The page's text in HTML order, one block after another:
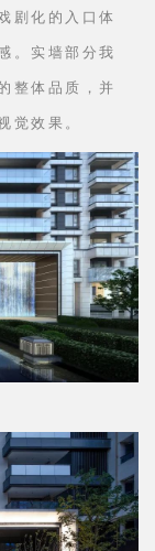
剧化的入口体
。实墙部分我
整体品质，并
觉效果。